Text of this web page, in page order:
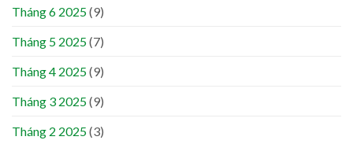
Tháng 6 2025(9)
Tháng 5 2025(7)
Tháng 4 2025(9)
Tháng 3 2025(9)
Tháng 2 2025(3)